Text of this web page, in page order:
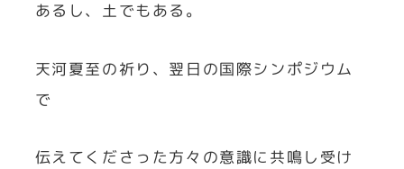
あるし、土でもある。
天河夏至の祈り、翌日の国際シンポジウム
で
伝えてくださった方々の意識に共鳴し受け